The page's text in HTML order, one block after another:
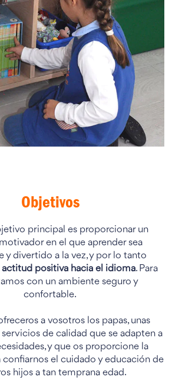
Objetivos
principal es proporcionar un
en el que aprender sea
y divertido a la vez, y por lo tanto
positiva hacia el idioma. Para
con un ambiente seguro y
confortable.
a vosotros los papas, unas
servicios de calidad que se adapten a
y que os proporcione la
confiarnos el cuidado y educación de
hijos a tan temprana edad.